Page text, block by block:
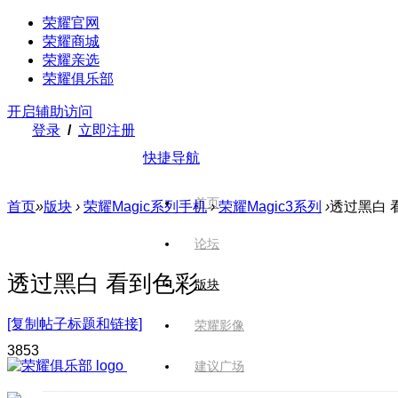
荣耀官网
荣耀商城
荣耀亲选
荣耀俱乐部
开启辅助访问
登录 / 立即注册
快捷导航
首页
论坛
版块
荣耀影像
建议广场
首页»版块 › 荣耀Magic系列手机 › 荣耀Magic3系列 ›透过黑白
透过黑白 看到色彩
[复制帖子标题和链接]
3853